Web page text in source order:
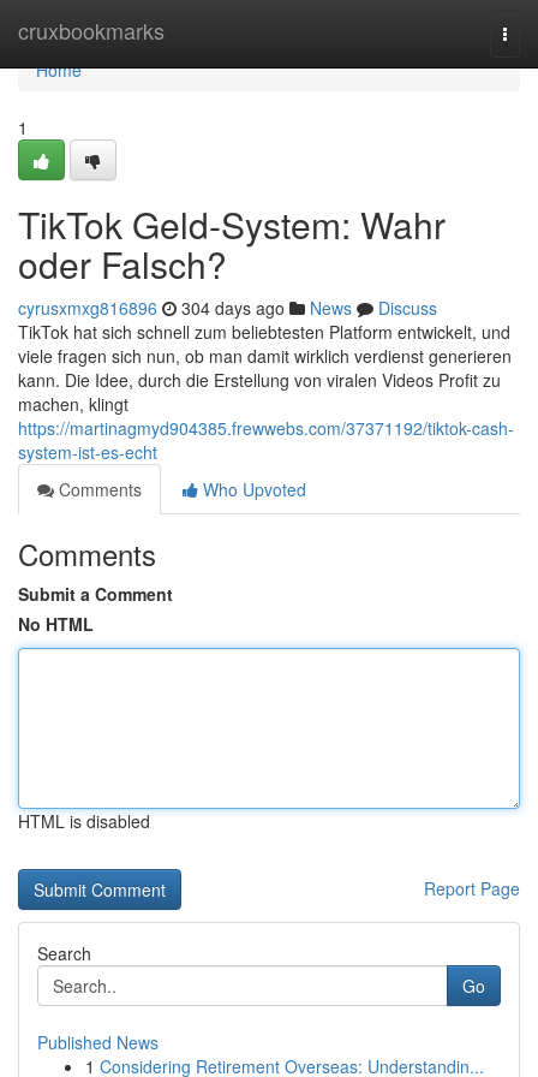
cruxbookmarks
Home
Home
1
TikTok Geld-System: Wahr
oder Falsch?
cyrusxmxg816896 304 days ago News
Discuss
TikTok hat sich schnell zum beliebtesten Platform entwickelt, und
viele fragen sich nun, ob man damit wirklich verdienst generieren
kann. Die Idee, durch die Erstellung von viralen Videos Profit zu
machen, klingt
https://martinagmyd904385.frewwebs.com/37371192/tiktok-cash-
system-ist-es-echt
Comments
Who Upvoted
Comments
Submit a Comment
No HTML
HTML is disabled
Report Page
Search
Go
Published News
1 Considering Retirement Overseas: Understandin...